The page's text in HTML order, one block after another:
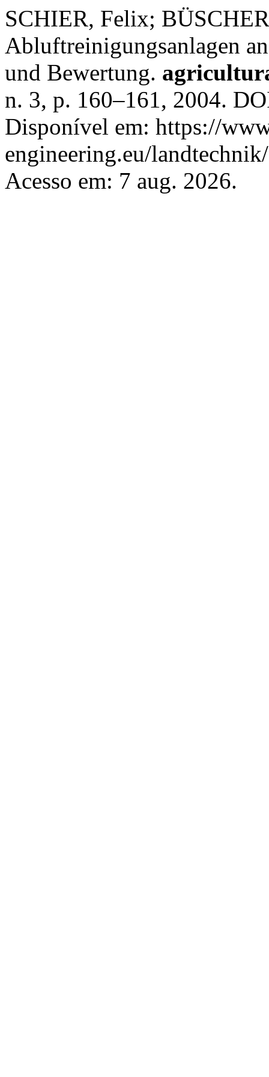
SCHIER, Felix;
Abluftreinigungsanlagen
und Bewertung.
n. 3, p. 160–161, 2004.
Disponível em: https://
engineering.eu/
Acesso em: 7 aug. 2026.